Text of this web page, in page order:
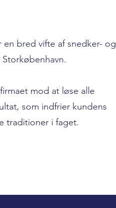
bred vifte af snedker- og
mod at løse alle
som indfrier kundens
traditioner i faget.